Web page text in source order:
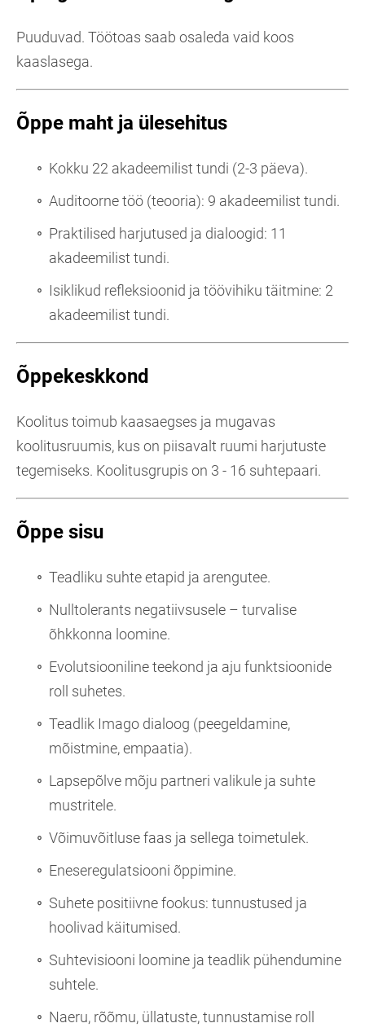
Puuduvad. Töötoas saab osaleda vaid koos
kaaslasega.
Õppe maht ja ülesehitus
Kokku 22 akadeemilist tundi (2-3 päeva).
Auditoorne töö (teooria): 9 akadeemilist tundi.
Praktilised harjutused ja dialoogid: 11
akadeemilist tundi.
Isiklikud refleksioonid ja töövihiku täitmine: 2
akadeemilist tundi.
Õppekeskkond
Koolitus toimub kaasaegses ja mugavas
koolitusruumis, kus on piisavalt ruumi harjutuste
tegemiseks. Koolitusgrupis on 3 - 16 suhtepaari.
Õppe sisu
Teadliku suhte etapid ja arengutee.
Nulltolerants negatiivsusele – turvalise
õhkkonna loomine.
Evolutsiooniline teekond ja aju funktsioonide
roll suhetes.
Teadlik Imago dialoog (peegeldamine,
mõistmine, empaatia).
Lapsepõlve mõju partneri valikule ja suhte
mustritele.
Võimuvõitluse faas ja sellega toimetulek.
Eneseregulatsiooni õppimine.
Suhete positiivne fookus: tunnustused ja
hoolivad käitumised.
Suhtevisiooni loomine ja teadlik pühendumine
suhtele.
Naeru, rõõmu, üllatuste, tunnustamise roll